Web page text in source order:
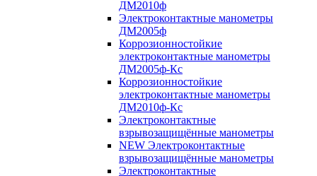
ДМ2010ф
Электроконтактные манометры
ДМ2005ф
Коррозионностойкие
электроконтактные манометры
ДМ2005ф-Кс
Коррозионностойкие
электроконтактные манометры
ДМ2010ф-Кс
Электроконтактные
взрывозащищённые манометры
NEW Электроконтактные
взрывозащищённые манометры
Электроконтактные